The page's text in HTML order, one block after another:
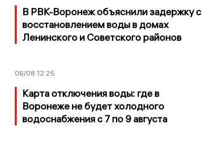
В РВК-Воронеж объяснили задержку с
восстановлением воды в домах
Ленинского и Советского районов
06/08 12:25
Карта отключения воды: где в
Воронеже не будет холодного
водоснабжения с 7 по 9 августа